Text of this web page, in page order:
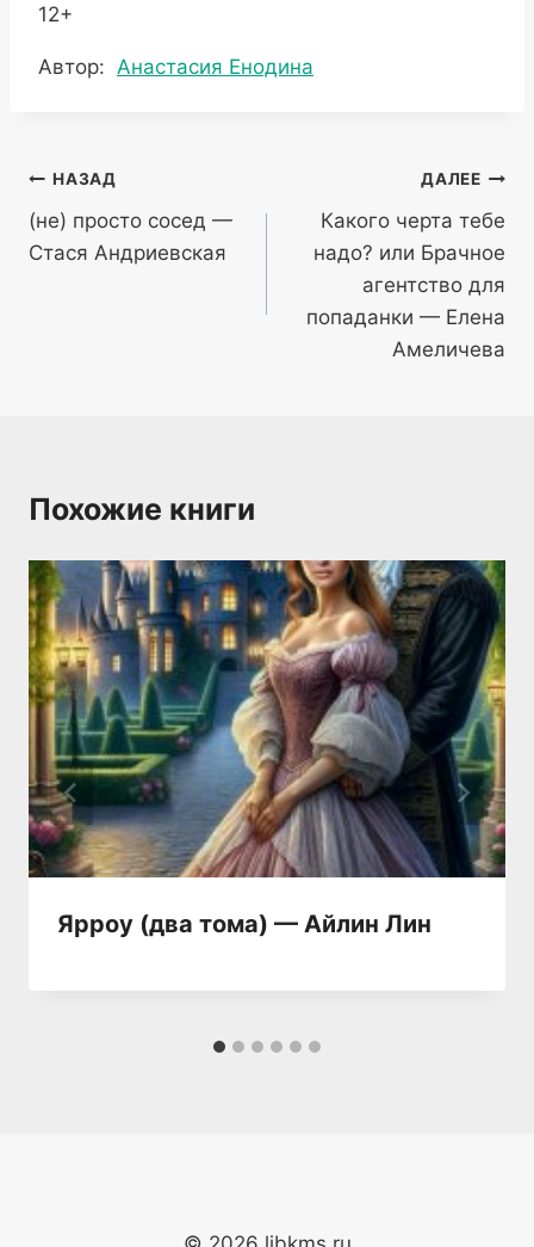
12+
Метки
Автор: Анастасия Енодина
Навигация
по
записям
НАЗАД
(не) просто сосед —
Стася Андриевская
ДАЛЕЕ
Какого черта тебе
надо? или Брачное
агентство для
попаданки — Елена
Амеличева
Похожие книги
Ярроу (два тома) — Айлин Лин